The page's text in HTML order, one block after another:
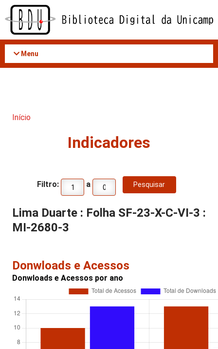
Acessar
conteúdo
Menu
Início
Indicadores
Filtro: a
Lima Duarte : Folha SF-23-X-C-VI-3 :
MI-2680-3
Donwloads e Acessos
Donwloads e Acessos por ano